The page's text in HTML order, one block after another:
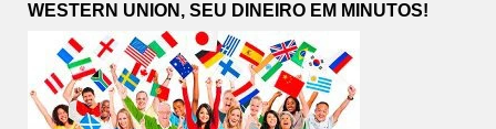
WESTERN UNION, SEU DINEIRO EM MINUTOS!